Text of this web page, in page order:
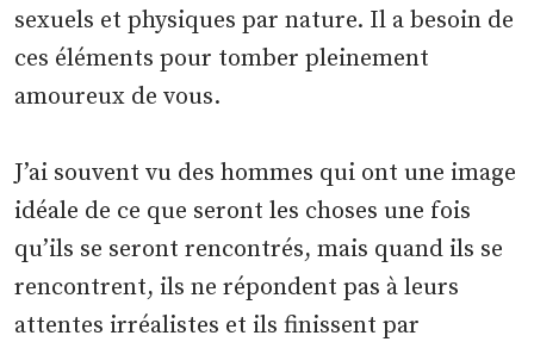
sexuels et physiques par nature. Il a besoin de
ces éléments pour tomber pleinement
amoureux de vous.
J’ai souvent vu des hommes qui ont une image
idéale de ce que seront les choses une fois
qu’ils se seront rencontrés, mais quand ils se
rencontrent, ils ne répondent pas à leurs
attentes irréalistes et ils finissent par